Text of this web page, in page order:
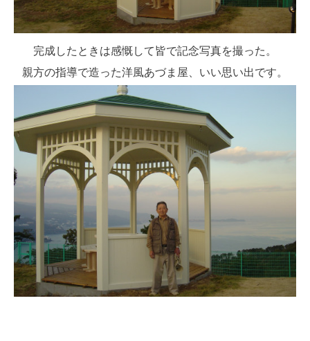
完成したときは感慨して皆で記念写真を撮った。
親方の指導で造った洋風あづま屋、いい思い出です。